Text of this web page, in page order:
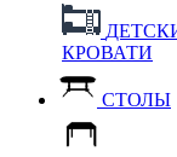
КРОВАТИ
СТОЛЫ